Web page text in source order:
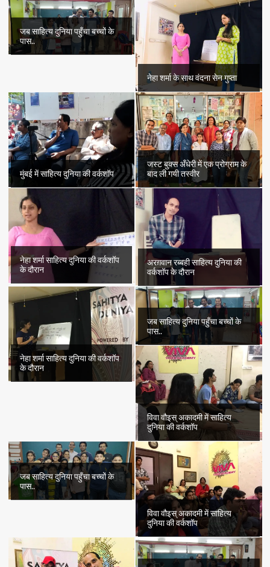
जब साहित्य दुनिया पहुँचा बच्चों के
पास..
नेहा शर्मा के साथ वंदना सेन गुप्ता
मुंबई में साहित्य दुनिया की वर्कशॉप
जस्ट बुक्स अँधेरी में एक प्रोग्राम के
बाद ली गयी तस्वीर
नेहा शर्मा साहित्य दुनिया की वर्कशॉप
के दौरान
अरग़वान रब्बही साहित्य दुनिया की
वर्कशॉप के दौरान
नेहा शर्मा साहित्य दुनिया की वर्कशॉप
के दौरान
जब साहित्य दुनिया पहुँचा बच्चों के
पास..
विवा वौइस् अकादमी में साहित्य
दुनिया की वर्कशॉप
जब साहित्य दुनिया पहुँचा बच्चों के
पास..
विवा वौइस् अकादमी में साहित्य
दुनिया की वर्कशॉप